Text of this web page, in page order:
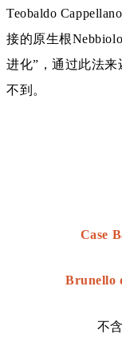
Teobaldo
接的原生根
进化”，通过此法
不到。
Case
Brunello
不